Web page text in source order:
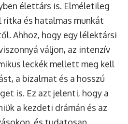
élettárs is. Elméletileg
ritka és hatalmas munkát
Ahhoz, hogy egy lélektársi
váljon, az intenzív
leckék mellett meg kell
a bizalmat és a hosszú
is. Ez azt jelenti, hogy a
a kezdeti drámán és az